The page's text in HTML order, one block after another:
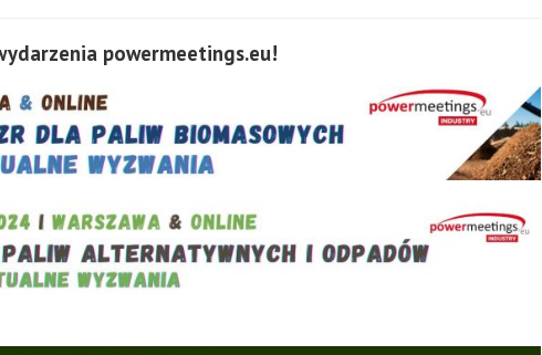
powermeetings.eu!